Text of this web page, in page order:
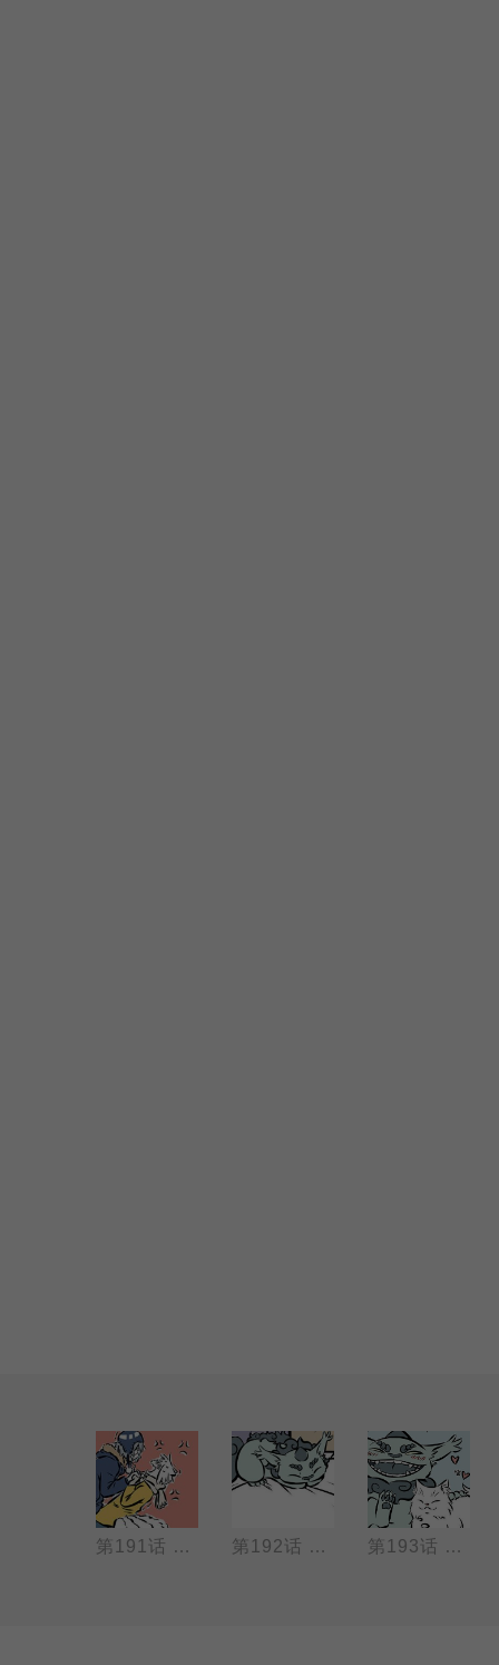
第191话 九月哮天哪吒旱冰（平衡 改装） 第192话 年兽猫（小区一霸 好朋友） 第193话 年兽猫2（重获新生 友好的证明）